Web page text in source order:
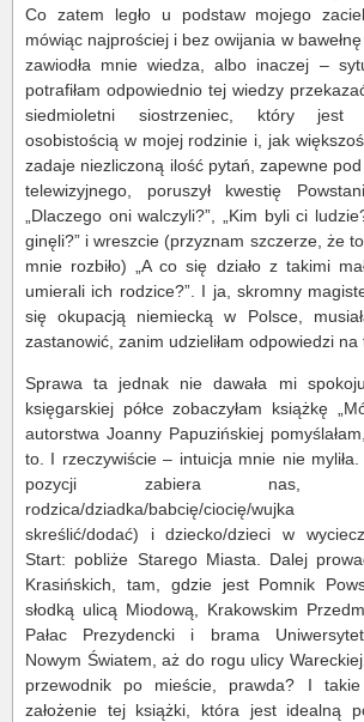
Co zatem legło u podstaw mojego
mówiąc najprościej i bez owijania w
zawiodła mnie wiedza, albo inaczej –
potrafiłam odpowiednio tej wiedzy
siedmioletni siostrzeniec, który jest
osobistością w mojej rodzinie i, jak
zadaje niezliczoną ilość pytań, zapewne pod
telewizyjnego, poruszył kwestię
„Dlaczego oni walczyli?”, „Kim byli ci
ginęli?” i wreszcie (przyznam szczerze, że
mnie rozbiło) „A co się działo z takimi
umierali ich rodzice?”. I ja, skromny
się okupacją niemiecką w Polsce,
zastanowić, zanim udzieliłam odpowiedzi na
Sprawa ta jednak nie dawała mi
księgarskiej półce zobaczyłam książkę
autorstwa Joanny Papuzińskiej
to. I rzeczywiście – intuicja mnie nie
pozycji zabiera nas,
rodzica/dziadka/babcię/ciocię/
skreślić/dodać) i dziecko/dzieci w
Start: pobliże Starego Miasta. Dalej
Krasińskich, tam, gdzie jest Pomnik
słodką ulicą Miodową, Krakowskim
Pałac Prezydencki i brama
Nowym Światem, aż do rogu ulicy
przewodnik po mieście, prawda? I
założenie tej książki, która jest idealną